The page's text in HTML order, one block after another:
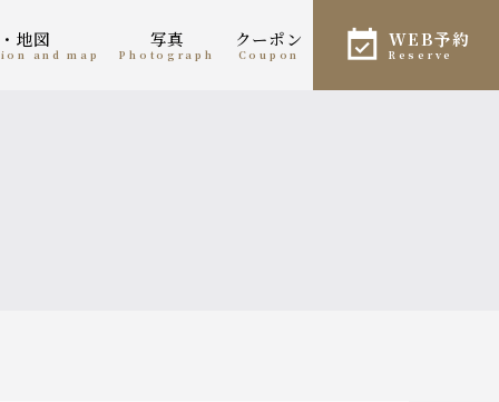
・地図
and map
写真
photograph
クーポン
coupon
WEB予約
reserve